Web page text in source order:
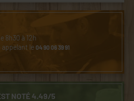
8h30 à 12h
appelant le04 90 06 39 91
NOTÉ 4.49/5